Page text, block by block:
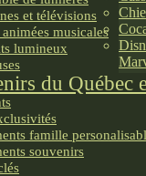
et télévisions
animées musicales
lumineux
du Québec
famille
souvenirs